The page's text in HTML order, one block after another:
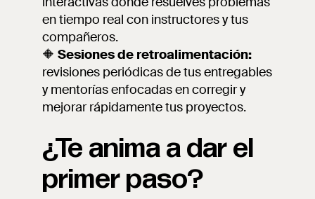
en tiempo real con instructores y tus
compañeros.
🔶 Sesiones de retroalimentación:
revisiones periódicas de tus entregables
y mentorías enfocadas en corregir y
mejorar rápidamente tus proyectos.
¿Te anima a dar el
primer paso?